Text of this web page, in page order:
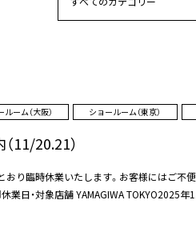
11/20.21）
ルーム（⼤阪） ショールーム（東京）
おり臨時休業いたします。お客様にはご不
日・対象店舗 YAMAGIWA TOKYO2025年